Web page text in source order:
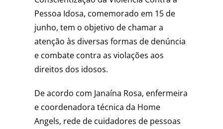
Pessoa Idosa, comemorado em 15 de
junho, tem o objetivo de chamar a
atenção às diversas formas de denúncia
e combate contra as violações aos
direitos dos idosos.
De acordo com Janaína Rosa, enfermeira
e coordenadora técnica da Home
Angels, rede de cuidadores de pessoas